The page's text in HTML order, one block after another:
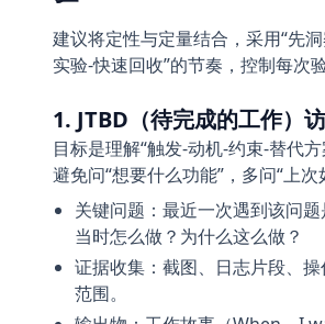
建议将定性与定量结合，采用“先
实验-快速回收”的节奏，控制每次
1. JTBD（待完成的工作）
目标是理解“触发-动机-约束-替代方
避免问“想要什么功能”，多问“上次
关键问题：最近一次遇到该问题
当时怎么做？为什么这么做？
证据收集：截图、日志片段、
范围。